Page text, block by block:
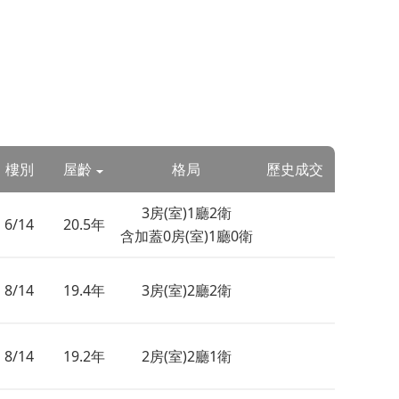
樓別 屋齡 格局 歷史成交
6/14 20.5年
3房(室)1廳2衛
含加蓋0房(室)1廳0衛
8/14 19.4年 3房(室)2廳2衛
8/14 19.2年 2房(室)2廳1衛